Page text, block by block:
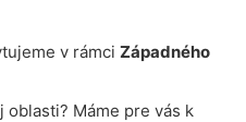
v rámci Západného
Máme pre vás k